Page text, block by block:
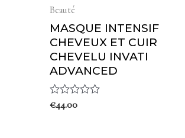
Beauté
MASQUE INTENSIF
CHEVEUX ET CUIR
CHEVELU INVATI
ADVANCED
Note
€44.00